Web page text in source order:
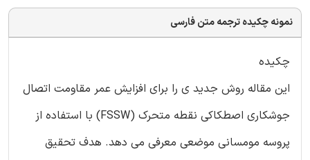
نمونه چکیده ترجمه متن فارسی
چکیده
این مقاله روش جدید ی را برای افزایش عمر مقاومت اتصال
جوشکاری اصطکاکی نقطه متحرک (FSSW) با استفاده از
پروسه مومسانی موضعی معرفی می دهد. هدف تحقیق